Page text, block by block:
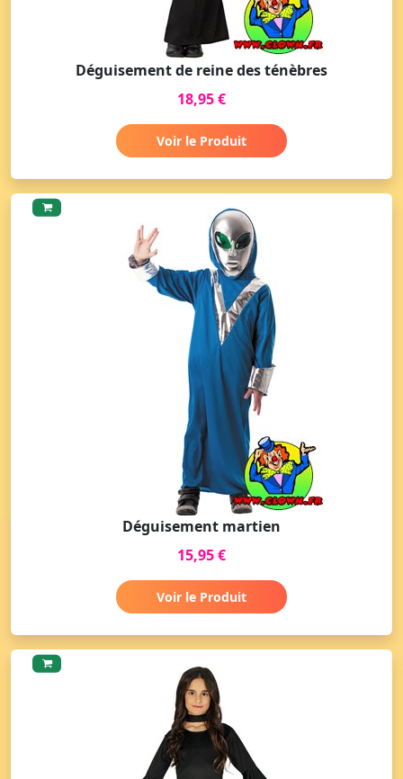
Déguisement de reine des ténèbres
18,95 €
Voir le Produit
Déguisement martien
15,95 €
Voir le Produit